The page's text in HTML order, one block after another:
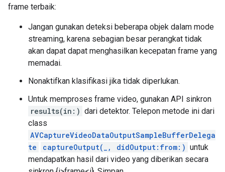
frame terbaik:
Jangan gunakan deteksi beberapa objek dalam mode
streaming, karena sebagian besar perangkat tidak
akan dapat dapat menghasilkan kecepatan frame yang
memadai.
Nonaktifkan klasifikasi jika tidak diperlukan.
Untuk memproses frame video, gunakan API sinkron
results(in:) dari detektor. Telepon metode ini dari
class
AVCaptureVideoDataOutputSampleBufferDelega
te
captureOutput(_, didOutput:from:) untuk
mendapatkan hasil dari video yang diberikan secara